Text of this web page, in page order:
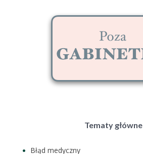
Tematy główne
Błąd medyczny